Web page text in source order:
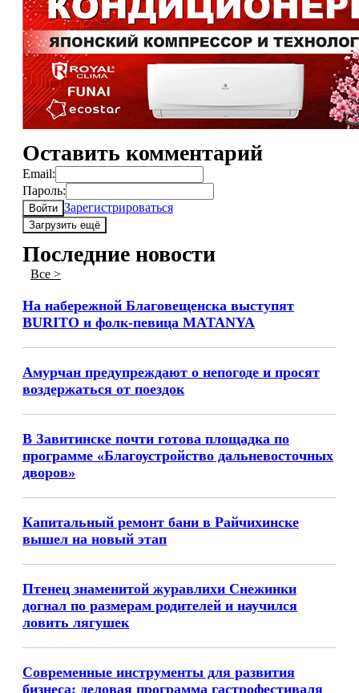
Оставить комментарий
Email:
Пароль:
Войти Зарегистрироваться
Загрузить ещё
Последние новости
Все >
На набережной Благовещенска выступят
BURITO и фолк-певица MATANYA
Амурчан предупреждают о непогоде и просят
воздержаться от поездок
В Завитинске почти готова площадка по
программе «Благоустройство дальневосточных
дворов»
Капитальный ремонт бани в Райчихинске
вышел на новый этап
Птенец знаменитой журавлихи Снежинки
догнал по размерам родителей и научился
ловить лягушек
Современные инструменты для развития
бизнеса: деловая программа гастрофестиваля